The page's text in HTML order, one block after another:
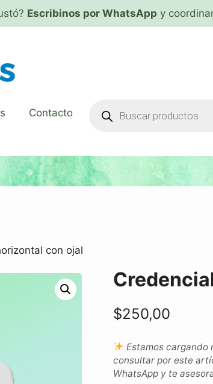
Escribinos por WhatsApp y
Contacto
con ojal
$250,00
Estamos cargando
consultar por este
WhatsApp y te